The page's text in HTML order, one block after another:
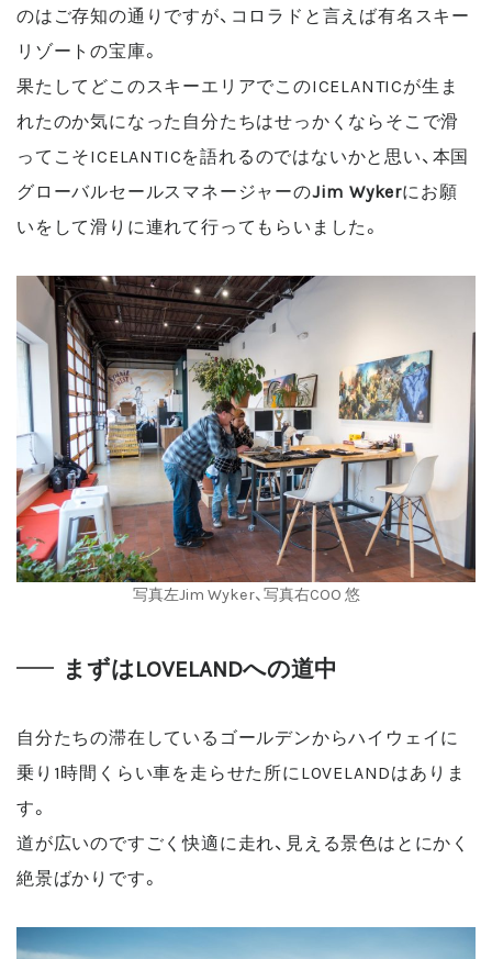
のはご存知の通りですが、コロラドと言えば有名スキー
リゾートの宝庫。
果たしてどこのスキーエリアでこのICELANTICが生ま
れたのか気になった自分たちはせっかくならそこで滑
ってこそICELANTICを語れるのではないかと思い、本国
グローバルセールスマネージャーのJim Wykerにお願
いをして滑りに連れて行ってもらいました。
写真左Jim Wyker、写真右COO 悠
まずはLOVELANDへの道中
自分たちの滞在しているゴールデンからハイウェイに
乗り1時間くらい車を走らせた所にLOVELANDはありま
す。
道が広いのですごく快適に走れ、見える景色はとにかく
絶景ばかりです。